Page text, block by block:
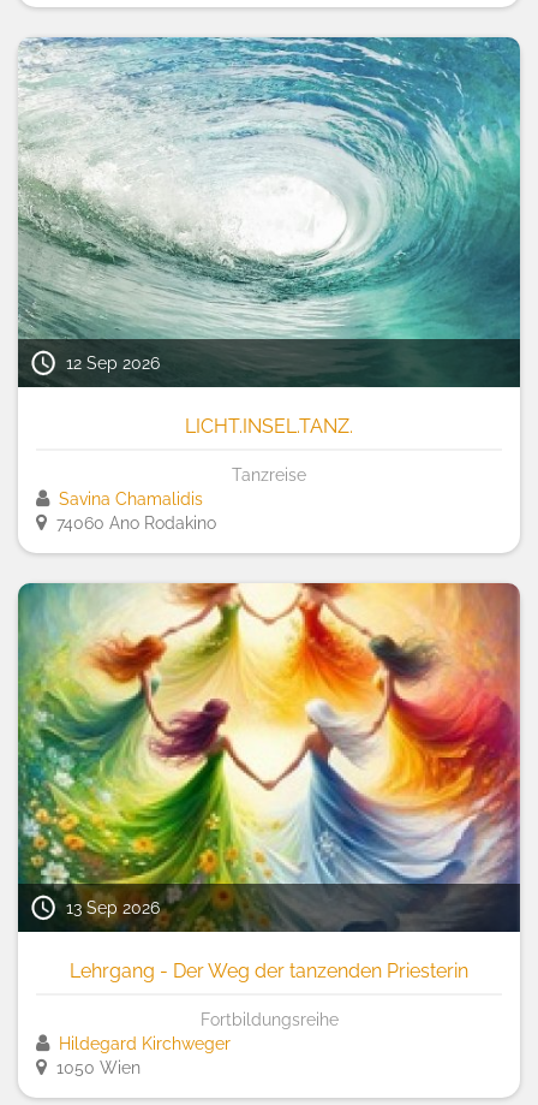
12 Sep 2026
LICHT.INSEL.TANZ.
Tanzreise
Savina Chamalidis
74060 Ano Rodakino
13 Sep 2026
Lehrgang - Der Weg der tanzenden Priesterin
Fortbildungsreihe
Hildegard Kirchweger
1050 Wien